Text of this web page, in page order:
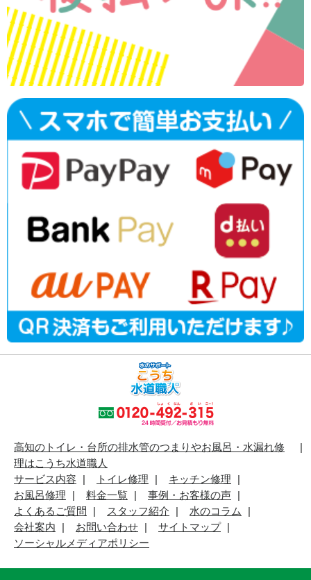
高知のトイレ・台所の排水管のつまりやお風呂・水漏れ修
理はこうち水道職人
サービス内容
トイレ修理
キッチン修理
お風呂修理
料金一覧
事例・お客様の声
よくあるご質問
スタッフ紹介
水のコラム
会社案内
お問い合わせ
サイトマップ
ソーシャルメディアポリシー